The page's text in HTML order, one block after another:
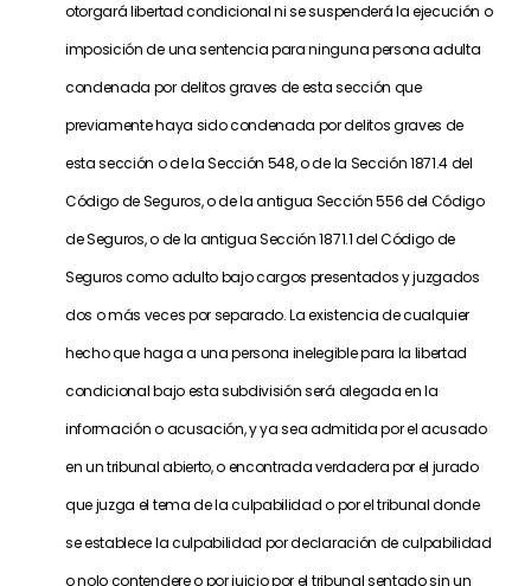
otorgará libertad condicional ni se suspenderá la ejecución o
imposición de una sentencia para ninguna persona adulta
condenada por delitos graves de esta sección que
previamente haya sido condenada por delitos graves de
esta sección o de la Sección 548, o de la Sección 1871.4 del
Código de Seguros, o de la antigua Sección 556 del Código
de Seguros, o de la antigua Sección 1871.1 del Código de
Seguros como adulto bajo cargos presentados y juzgados
dos o más veces por separado. La existencia de cualquier
hecho que haga a una persona inelegible para la libertad
condicional bajo esta subdivisión será alegada en la
información o acusación, y ya sea admitida por el acusado
en un tribunal abierto, o encontrada verdadera por el jurado
que juzga el tema de la culpabilidad o por el tribunal donde
se establece la culpabilidad por declaración de culpabilidad
o nolo contendere o por juicio por el tribunal sentado sin un